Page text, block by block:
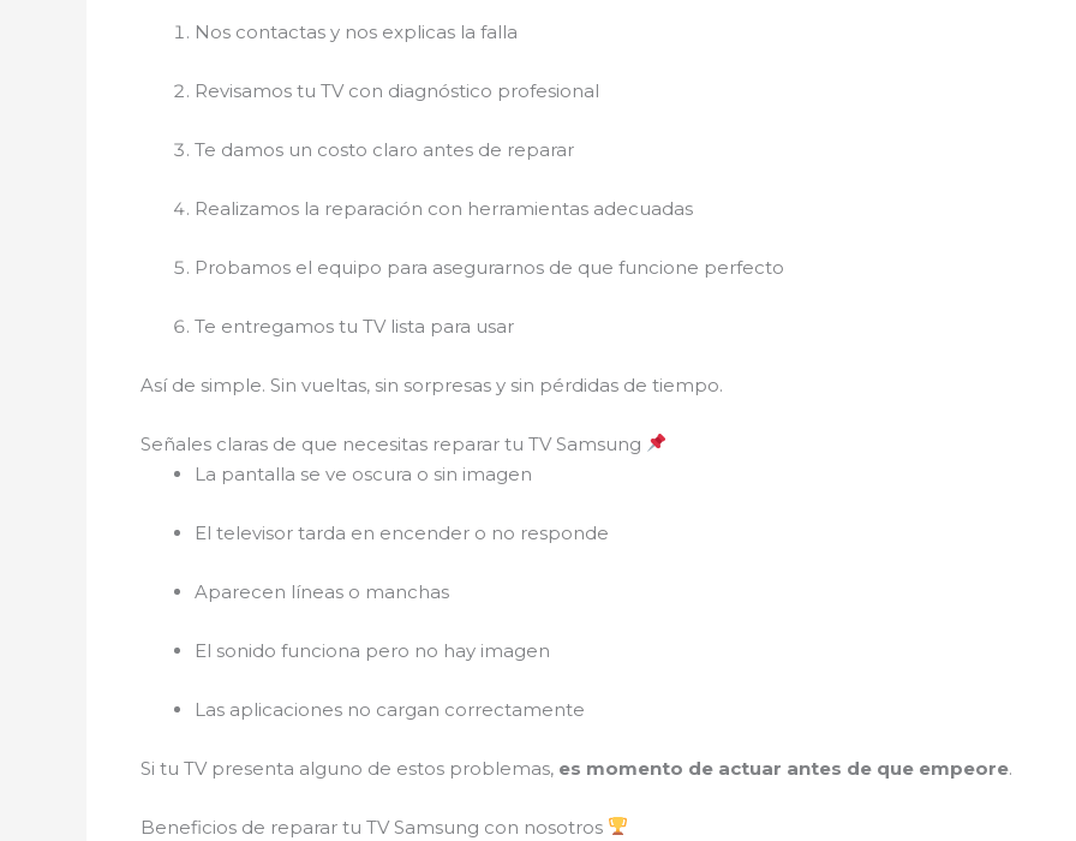
Nos contactas y nos explicas la falla
Revisamos tu TV con diagnóstico profesional
Te damos un costo claro antes de reparar
Realizamos la reparación con herramientas adecuadas
Probamos el equipo para asegurarnos de que funcione perfecto
Te entregamos tu TV lista para usar
Así de simple. Sin vueltas, sin sorpresas y sin pérdidas de tiempo.
Señales claras de que necesitas reparar tu TV Samsung
La pantalla se ve oscura o sin imagen
El televisor tarda en encender o no responde
Aparecen líneas o manchas
El sonido funciona pero no hay imagen
Las aplicaciones no cargan correctamente
Si tu TV presenta alguno de estos problemas, es momento de actuar antes de que empeore.
Beneficios de reparar tu TV Samsung con nosotros